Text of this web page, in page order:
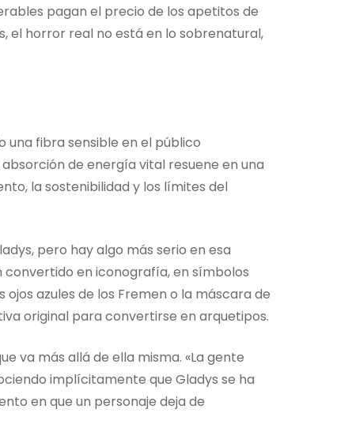
pagan el precio de los apetitos de
el horror real no está en lo sobrenatural,
una fibra sensible en el público
de energía vital resuene en una
la sostenibilidad y los límites del
pero hay algo más serio en esa
convertido en iconografía, en símbolos
azules de los Fremen o la máscara de
original para convertirse en arquetipos.
va más allá de ella misma. «La gente
implícitamente que Gladys se ha
en que un personaje deja de